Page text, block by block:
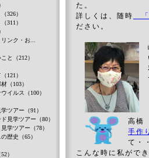
た。
詳しくは、随時
「
ださい。
高橋
手作
て
こんな時に私がで
326）
311）
ンク・お...
と（212）
121）
（103）
イルス（100）
ツアー（91）
見学ツアー（80）
学ツアー（78）
歴史（65）
）